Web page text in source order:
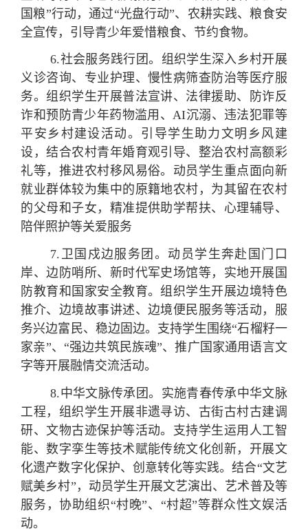
国粮”行动，通过“光盘行动”、农耕实践、粮食安
全宣传，引导青少年爱惜粮食、节约食物。
6.社会服务践行 团。 组织学生深入乡村开展
义诊咨询、专业护理、慢性病筛查防治等医疗服
务。组织学生开展普法宣讲、法律援助、防诈反
诈和预防青少年药物滥用、AI沉溺、违法犯罪等
平安乡村建设活动。引导学生助力文明乡风建
设，结合农村青年婚育观引导、整治农村高额彩
礼等，推进农村移风易俗。动员学生重点面向新
就业群体较为集中的原籍地农村，为其留在农村
的父母和子女，精准提供助学帮扶、心理辅导、
陪伴照护等关爱服务
7. 卫国戍边服务 团 。 动员学生奔赴国门口
岸、边防哨所、新时代军史场馆等，实地开展国
防教育和国家安全教育。组织学生开展边境特色
推介、边境故事讲述、边境便民服务等活动，服
务兴边富民、稳边固边。支持学生围绕“石榴籽一
家亲”、“强边共筑民族魂”、推广国家通用语言文
字等开展融情交流活动。
8.中华文脉传承 团。 实施青春传承中华文脉
工程，组织学生开展非遗寻访、古街古村古建调
研、文物古迹保护等活动。支持学生运用人工智
能、数字孪生等技术赋能传统文化创新，开展文
化遗产数字化保护、创意转化等实践。结合“文艺
赋美乡村”，动员学生开展文艺演出、艺术普及等
服务，协助组织“村晚”、“村超”等群众性文娱活
动。